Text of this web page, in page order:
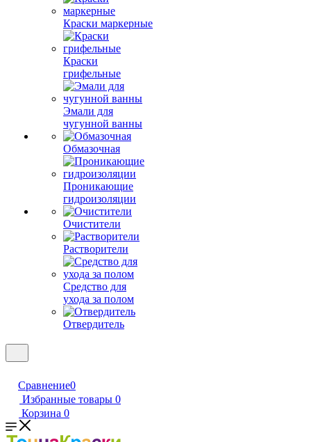
Краски маркерные
Краски
грифельные
Эмали для
чугунной ванны
Обмазочная
Проникающие
гидроизоляции
Очистители
Растворители
Средство для
ухода за полом
Отвердитель
Сравнение0
Избранные товары 0
Корзина 0